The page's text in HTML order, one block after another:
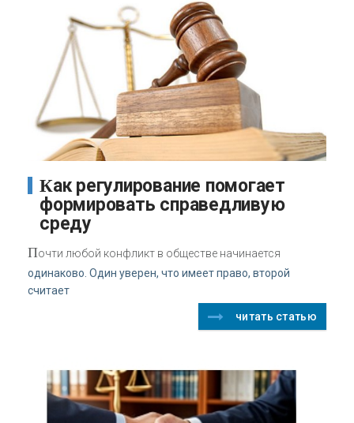
Как регулирование помогает
формировать справедливую
среду
Почти любой конфликт в обществе начинается
одинаково. Один уверен, что имеет право, второй
считает
читать статью